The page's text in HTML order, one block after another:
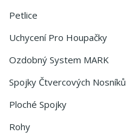
Petlice
Uchycení Pro Houpačky
Ozdobný System MARK
Spojky Čtvercových Nosníků
Ploché Spojky
Rohy